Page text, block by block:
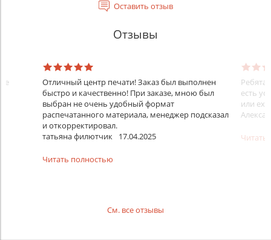
Оставить отзыв
Отзывы
Отличный центр печати! Заказ был выполнен
быстро и качественно! При заказе, мною был
выбран не очень удобный формат
распечатанного материала, менеджер подсказал
и откорректировал.
татьяна филютчик
17.04.2025
Читать полностью
Ребята
есть
или
Читать
См. все отзывы